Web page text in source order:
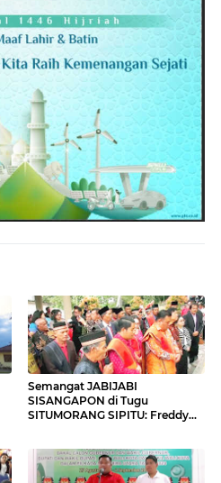
Semangat JABIJABI
SISANGAPON di Tugu
SITUMORANG SIPITU: Freddy